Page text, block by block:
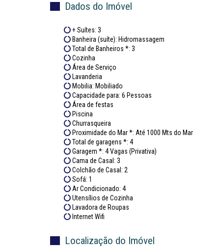
Dados do Imóvel
+ Suítes: 3
Banheira (suíte): Hidromassagem
Total de Banheiros *: 3
Cozinha
Área de Serviço
Lavanderia
Mobilia: Mobiliado
Capacidade para: 6 Pessoas
Área de festas
Piscina
Churrasqueira
Proximidade do Mar *: Até 1000 Mts do Mar
Total de garagens *: 4
Garagem *: 4 Vagas (Privativa)
Cama de Casal: 3
Colchão de Casal: 2
Sofá: 1
Ar Condicionado: 4
Utensílios de Cozinha
Lavadora de Roupas
Internet Wifi
Localização do Imóvel